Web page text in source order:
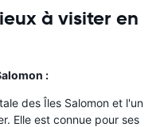
à visiter en
:
des Îles Salomon et l'un
Elle est connue pour ses